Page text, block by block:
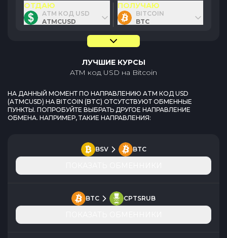
ОТДАЮ
ATM КОД USD
ATMCUSD
ПОЛУЧАЮ
BITCOIN
BTC
ЛУЧШИЕ КУРСЫ
ATM код USD на Bitcoin
НА ДАННЫЙ МОМЕНТ ПО НАПРАВЛЕНИЮ ATM КОД USD
(ATMCUSD) НА BITCOIN (BTC) ОТСУТСТВУЮТ ОБМЕННЫЕ
ПУНКТЫ. ПОПРОБУЙТЕ ВЫБРАТЬ ДРУГОЕ НАПРАВЛЕНИЕ
ОБМЕНА. НАПРИМЕР, ТАКИЕ НАПРАВЛЕНИЯ:
BSV BTC
BTC CPTSRUB